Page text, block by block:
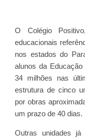
O Colégio
educacionais
nos estados do
alunos da
34 milhões nas
estrutura de cinco
por obras
um prazo de 40 dias.
Outras unidades já